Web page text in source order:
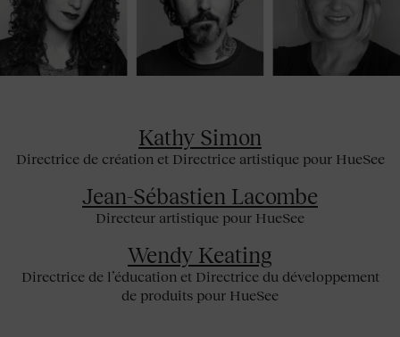
Kathy Simon
Directrice de création et Directrice artistique pour HueSee
Jean-Sébastien Lacombe
Directeur artistique pour HueSee
Wendy Keating
Directrice de l’éducation et Directrice du développement
de produits pour HueSee